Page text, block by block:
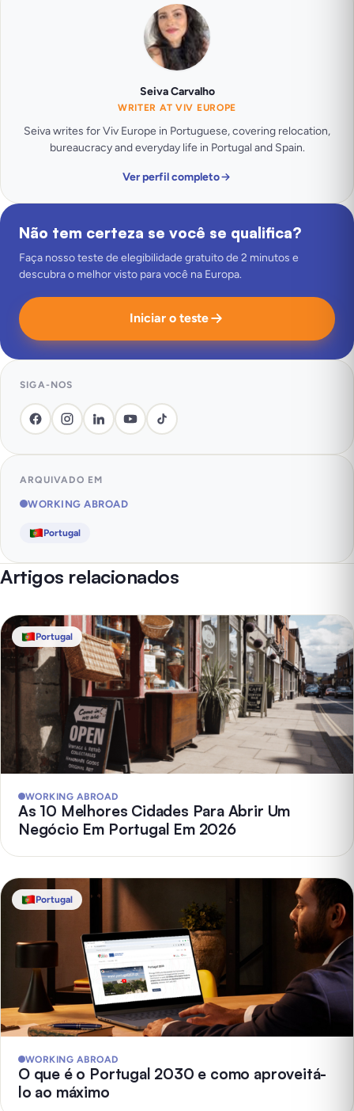
Seiva Carvalho
WRITER AT VIV EUROPE
Seiva writes for Viv Europe in Portuguese, covering relocation,
bureaucracy and everyday life in Portugal and Spain.
Ver perfil completo
Não tem certeza se você se qualifica?
Faça nosso teste de elegibilidade gratuito de 2 minutos e
descubra o melhor visto para você na Europa.
Iniciar o teste
SIGA-NOS
ARQUIVADO EM
WORKING ABROAD
Portugal
Artigos relacionados
Portugal
WORKING ABROAD
As 10 Melhores Cidades Para Abrir Um
Negócio Em Portugal Em 2026
Portugal
WORKING ABROAD
O que é o Portugal 2030 e como aproveitá-
lo ao máximo